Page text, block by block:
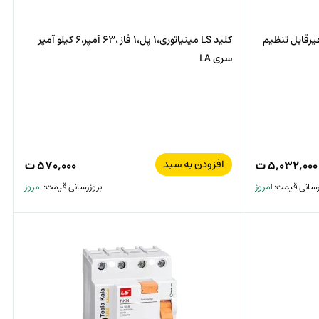
فانال 63 آمپر، غیرقابل تنظیم
۵,۰۳۲,۰۰۰ت
قیمت:امروز
کلید LS مینیاتوری،1 پل،1 فاز ،63 آمپر،6 کیلو آمپر
سری LA
افزودن به سبد ۵۷۰,۰۰۰ت
بروزرسانی قیمت:امروز